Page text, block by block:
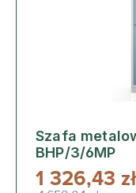
Szafa
BHP/3/6MP
1 326,43 zł